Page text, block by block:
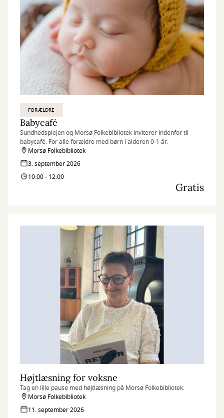
FORÆLDRE
Babycafé
Sundhedsplejen og Morsø Folkebibliotek inviterer indenfor til
babycafé. For alle forældre med børn i alderen 0-1 år.
Morsø Folkebibliotek
3. september 2026
10:00 - 12:00
Gratis
Højtlæsning for voksne
Tag en lille pause med højtlæsning på Morsø Folkebibliotek.
Morsø Folkebibliotek
11. september 2026